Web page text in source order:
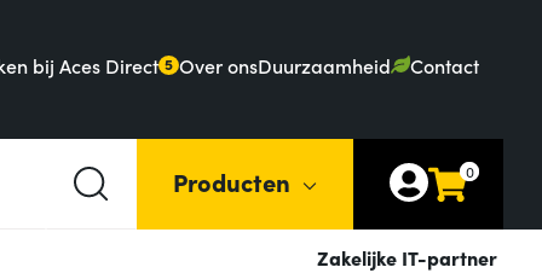
bij Aces Direct 5 Over onsDuurzaamheid Contact
Producten 0
Zakelijke IT-partner